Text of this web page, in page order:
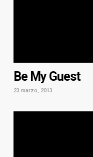
Be My Guest
23 marzo, 2013